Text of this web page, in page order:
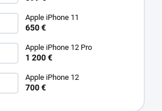
Apple iPhone 11
650 €
Apple iPhone 12 Pro
1 200 €
Apple iPhone 12
700 €